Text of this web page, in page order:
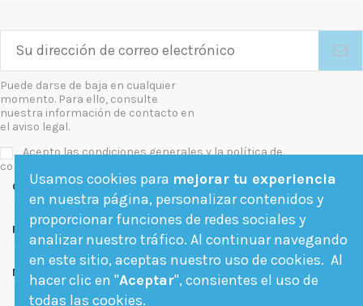
Puede darse de baja en cualquier
momento. Para ello, consulte
nuestra información de contacto en
el aviso legal.
Acepto las condiciones generales y la política de
confidencialidad
Contact us
Follow us
Newsletter
Usamos cookies para mejorar tu experiencia
en nuestra página, personalizar contenidos y
proporcionar funciones de redes sociales y
analizar nuestro tráfico. Al continuar navegando
en este sitio, aceptas nuestro uso de cookies. Al
hacer clic en "Aceptar", consientes el uso de
todas las cookies.